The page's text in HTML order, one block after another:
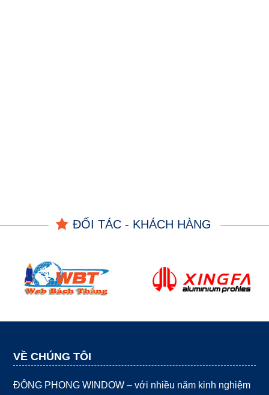
ĐỐI TÁC - KHÁCH HÀNG
VỀ CHÚNG TÔI
ĐÔNG PHONG WINDOW – với nhiều năm kinh nghiệm